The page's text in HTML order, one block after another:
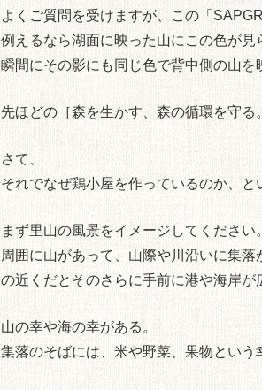
よくご質問を受けますが、この「
例えるなら湖面に映った山にこの色が
瞬間にその影にも同じ色で背中側の山を
先ほどの［森を生かす、森の循環を守る
さて、
それでなぜ鶏小屋を作っているのか、と
まず里山の風景をイメージしてください。
周囲に山があって、山際や川沿いに集
の近くだとそのさらに手前に港や海岸が
山の幸や海の幸がある。
集落のそばには、米や野菜、果物という